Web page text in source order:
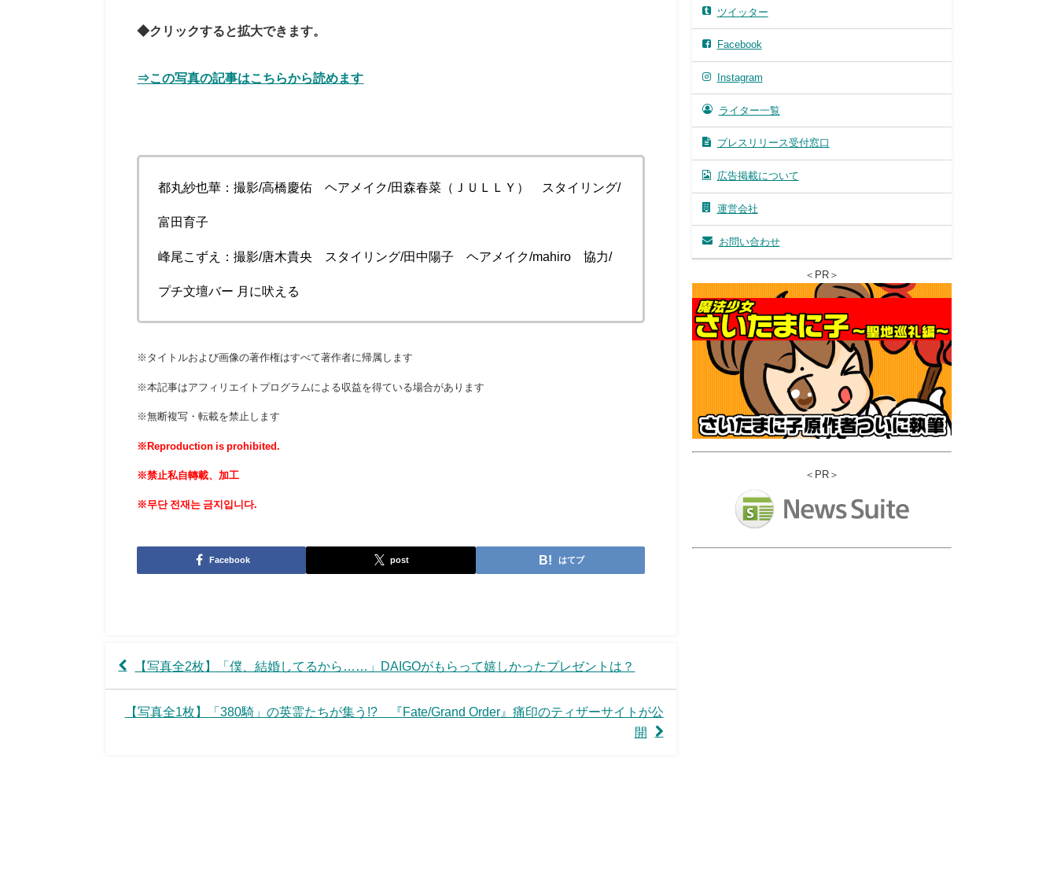
◆クリックすると拡大できます。
⇒この写真の記事はこちらから読めます
都丸紗也華 ：撮影/高橋慶佑 ヘアメイク/田森春菜（ＪＵＬＬＹ） スタイリング/
富田育子
峰尾こずえ ：撮影/唐木貴央 スタイリング/田中陽子 ヘアメイク/mahiro 協力/
プチ文壇バー 月に吠える
※タイトルおよび画像の著作権はすべて著作者に帰属します
※本記事はアフィリエイトプログラムによる収益を得ている場合があります
※無断複写・転載を禁止します
※Reproduction is prohibited.
※禁止私自轉載、加工
※무단 전재는 금지입니다.
Facebook post はてブ
【写真全2枚】「僕、結婚してるから……」DAIGOがもらって嬉しかったプレゼントは？
【写真全1枚】「380騎」の英霊たちが集う!? 『Fate/Grand Order』痛印のティザーサイトが公
開
ツイッター
Facebook
Instagram
ライター一覧
プレスリリース受付窓口
広告掲載について
運営会社
お問い合わせ
＜PR＞
＜PR＞